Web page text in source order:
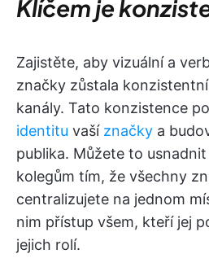
Klíčem je
Zajistěte, aby vizuální a
značky zůstala
kanály. Tato konzistence
identitu vaší značky a
publika. Můžete to
kolegům tím, že všechny
centralizujete na jednom
nim přístup všem, kteří jej
jejich rolí.